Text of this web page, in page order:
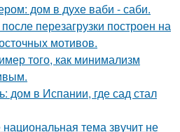
дом в духе ваби - саби.
перезагрузки построен на
мотивов.
того, как минимализм
дом в Испании, где сад стал
тема звучит не